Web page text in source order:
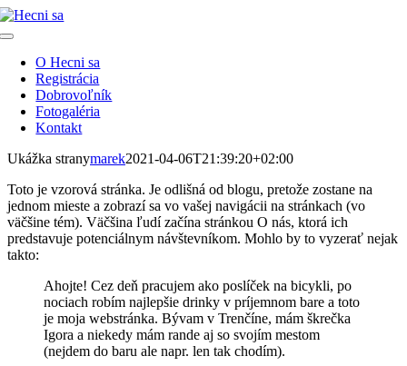
Skip
to
Toggle
NavigationO Hecni sa
Registrácia
Dobrovoľník
Fotogaléria
Kontakt
Ukážka stranymarek2021-04-06T21:39:20+02:00
Toto je vzorová stránka. Je odlišná od blogu, pretože zostane na
jednom mieste a zobrazí sa vo vašej navigácii na stránkach (vo
väčšine tém). Väčšina ľudí začína stránkou O nás, ktorá ich
predstavuje potenciálnym návštevníkom. Mohlo by to vyzerať nejak
takto:
Ahojte! Cez deň pracujem ako poslíček na bicykli, po
nociach robím najlepšie drinky v príjemnom bare a toto
je moja webstránka. Bývam v Trenčíne, mám škrečka
Igora a niekedy mám rande aj so svojím mestom
(nejdem do baru ale napr. len tak chodím).